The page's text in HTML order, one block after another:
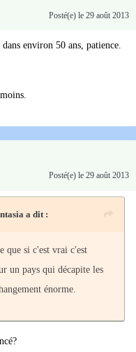
Posté(e) le 29 août 2013
environ 50 ans, patience.
Posté(e) le 29 août 2013
a dit :
que si c'est vrai c'est
un pays qui décapite les
énorme.